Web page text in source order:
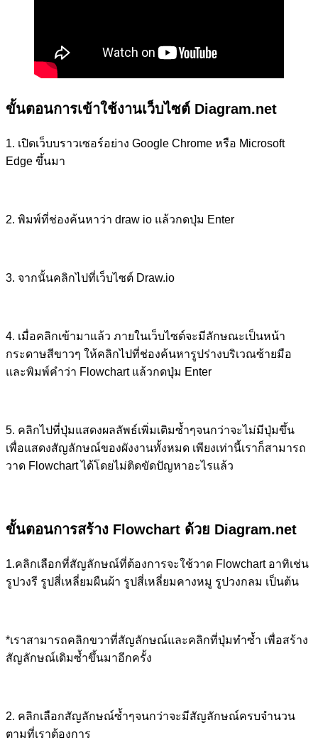
ขั้นตอนการเข้าใช้งานเว็บไซต์ Diagram.net
1. เปิดเว็บบราวเซอร์อย่าง Google Chrome หรือ Microsoft
Edge ขึ้นมา
2. พิมพ์ที่ช่องค้นหาว่า draw io แล้วกดปุ่ม Enter
3. จากนั้นคลิกไปที่เว็บไซต์ Draw.io
4. เมื่อคลิกเข้ามาแล้ว ภายในเว็บไซต์จะมีลักษณะเป็นหน้า
กระดาษสีขาวๆ ให้คลิกไปที่ช่องค้นหารูปร่างบริเวณซ้ายมือ
และพิมพ์คำว่า Flowchart แล้วกดปุ่ม Enter
5. คลิกไปที่ปุ่มแสดงผลลัพธ์เพิ่มเติมซ้ำๆจนกว่าจะไม่มีปุ่มขึ้น
เพื่อแสดงสัญลักษณ์ของผังงานทั้งหมด เพียงเท่านี้เราก็สามารถ
วาด Flowchart ได้โดยไม่ติดขัดปัญหาอะไรแล้ว
ขั้นตอนการสร้าง Flowchart ด้วย Diagram.net
1.คลิกเลือกที่สัญลักษณ์ที่ต้องการจะใช้วาด Flowchart อาทิเช่น
รูปวงรี รูปสี่เหลี่ยมผืนผ้า รูปสี่เหลี่ยมคางหมู รูปวงกลม เป็นต้น
*เราสามารถคลิกขวาที่สัญลักษณ์และคลิกที่ปุ่มทำซ้ำ เพื่อสร้าง
สัญลักษณ์เดิมซ้ำขึ้นมาอีกครั้ง
2. คลิกเลือกสัญลักษณ์ซ้ำๆจนกว่าจะมีสัญลักษณ์ครบจำนวน
ตามที่เราต้องการ